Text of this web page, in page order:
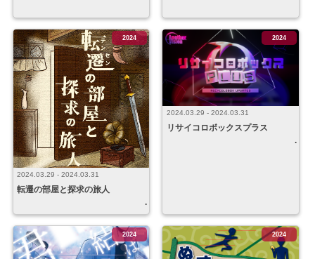
2024.03.29 - 2024.03.31
転遷の部屋と探求の旅人
2024
2024.03.29 - 2024.03.31
リサイコロボックスプラス
2024
2024 2024